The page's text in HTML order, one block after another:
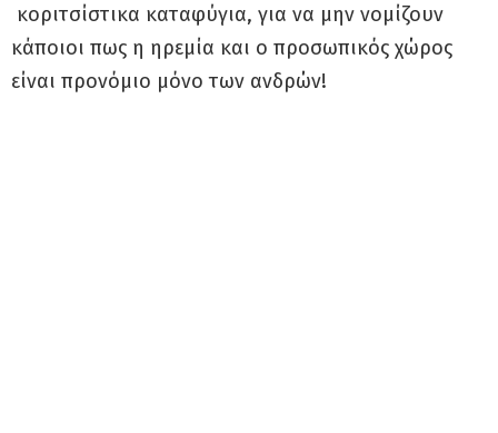
κοριτσίστικα καταφύγια, για να μην νομίζουν
κάποιοι πως η ηρεμία και ο προσωπικός χώρος
είναι προνόμιο μόνο των ανδρών!